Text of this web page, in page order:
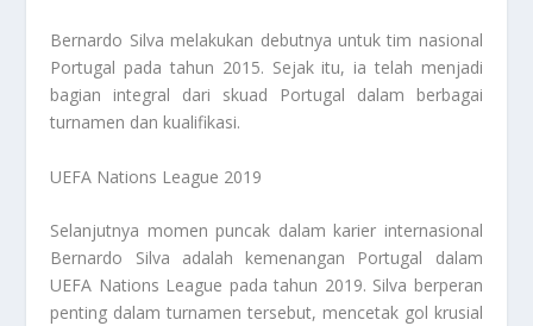
Bernardo Silva melakukan debutnya untuk tim nasional
Portugal pada tahun 2015. Sejak itu, ia telah menjadi
bagian integral dari skuad Portugal dalam berbagai
turnamen dan kualifikasi.
UEFA Nations League 2019
Selanjutnya momen puncak dalam karier internasional
Bernardo Silva adalah kemenangan Portugal dalam
UEFA Nations League pada tahun 2019. Silva berperan
penting dalam turnamen tersebut, mencetak gol krusial